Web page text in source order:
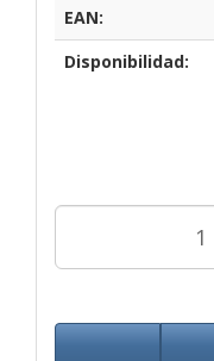
EAN:
Disponibilidad: